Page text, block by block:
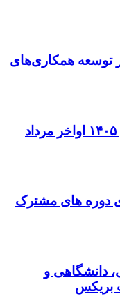
توسعه همکاری‌های
نتایج نهایی آزمون دکتری سال ۱۴۰۵ اواخر مرداد
دوره های مشترک
دانشگاهی و
بریکس